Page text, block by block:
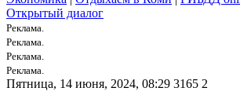
Открытый диалог
Реклама.
Реклама.
Реклама.
Реклама.
Пятница, 14 июня, 2024, 08:29 3165 2